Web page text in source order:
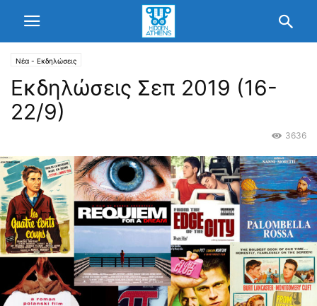
Νέα - Εκδηλώσεις
Εκδηλώσεις Σεπ 2019 (16-
22/9)
3636